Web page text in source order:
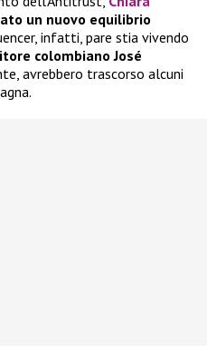
un nuovo equilibrio
infatti, pare stia vivendo
colombiano José
avrebbero trascorso alcuni